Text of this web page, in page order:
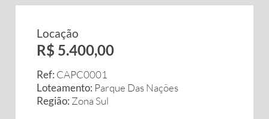
Locação
R$ 5.400,00
Ref: CAPC0001
Loteamento: Parque Das Nações
Região: Zona Sul